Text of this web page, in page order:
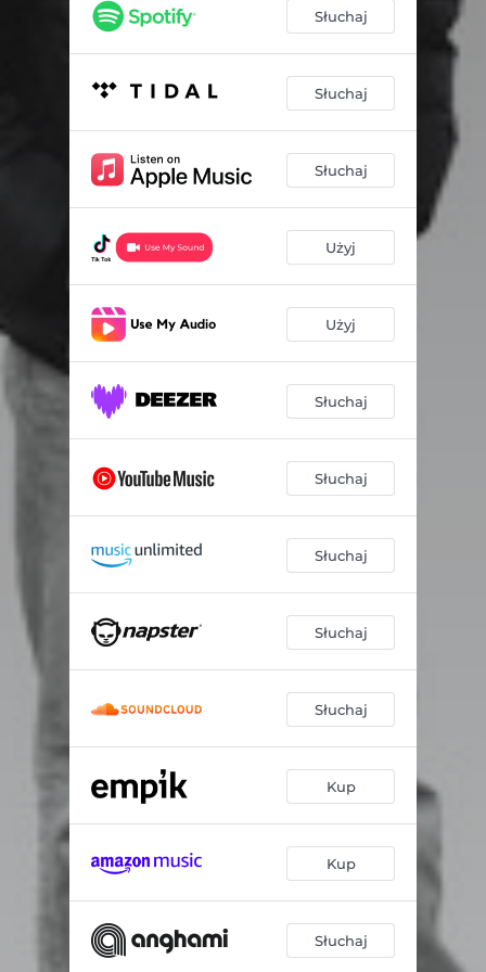
Słuchaj
Słuchaj
Słuchaj
Użyj
Użyj
Słuchaj
Słuchaj
Słuchaj
Słuchaj
Słuchaj
Kup
Kup
Słuchaj